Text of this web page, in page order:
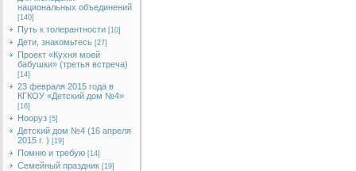
национальных объединений
[140]
Путь к толерантности [10]
Дети, знакомьтесь [27]
Проект «Кухня моей
бабушки» (третья встреча)
[14]
23 февраля 2015 года в
КГКОУ «Детский дом №4»
[16]
Нооруз [5]
Детский дом №4 (16 апреля
2015 г. ) [19]
Помню и требую [14]
Семейный праздник [19]